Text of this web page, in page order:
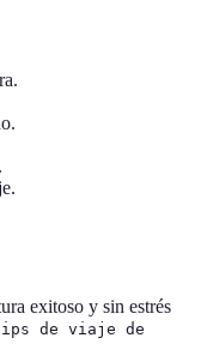
exitoso y sin estrés
de viaje de